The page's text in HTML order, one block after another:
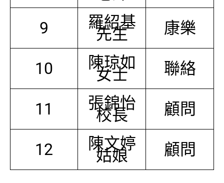
9 羅紹基
先生 康樂
10 陳琼如
女士 聯絡
11 張錦怡
校長 顧問
12 陳文婷
姑娘 顧問